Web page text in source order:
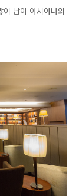
남아 아시아나의